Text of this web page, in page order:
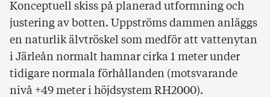
Konceptuell skiss på planerad utformning och
justering av botten. Uppströms dammen anläggs
en naturlik älvtröskel som medför att vattenytan
i Järleån normalt hamnar cirka 1 meter under
tidigare normala förhållanden (motsvarande
nivå +49 meter i höjdsystem RH2000).